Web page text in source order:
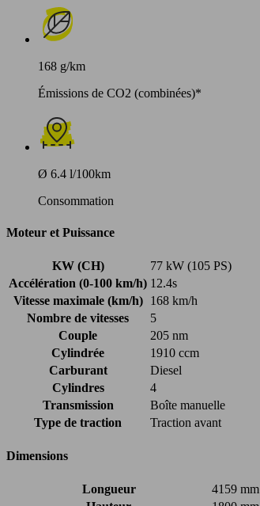
168 g/km
Émissions de CO2 (combinées)*
Ø 6.4 l/100km
Consommation
Moteur et Puissance
KW (CH)
77 kW (105 PS)
Accélération (0-100 km/h) 12.4s
Vitesse maximale (km/h)
168 km/h
Nombre de vitesses
5
Couple
205 nm
Cylindrée
1910 ccm
Carburant
Diesel
Cylindres
4
Transmission
Boîte manuelle
Type de traction
Traction avant
Dimensions
Longueur
4159 mm